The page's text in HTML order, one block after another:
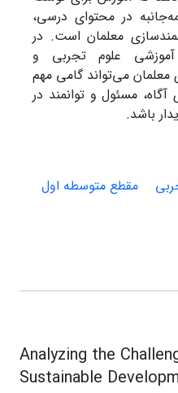
در محتوای درسی،
معلمان است. در
آموزشی علوم تجربی و
معلمان می‌تواند گامی مهم
مسئول و توانمند در
باشد.
مقطع متوسطه اول
Analyzing the
Sustainable